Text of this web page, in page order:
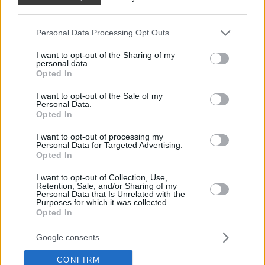
Please note that this website/app uses one or more Google
not limited to your visit or usage behaviour. You may click to
grant or deny consent to Google and its third-party tags to
use your data for below specified purposes in below Google
consent section.
Personal Data Processing Opt Outs
I want to opt-out of the Sharing of my
personal data.
Opted In
I want to opt-out of the Sale of my
Personal Data.
Opted In
I want to opt-out of processing my
Personal Data for Targeted Advertising.
Opted In
I want to opt-out of Collection, Use,
Retention, Sale, and/or Sharing of my
Personal Data that Is Unrelated with the
Purposes for which it was collected.
Opted In
Google consents
CONFIRM
lánya 74 m²-es otthonában
A 74 m²-es, háromszobás lakást egy hölgy
tizenéves...